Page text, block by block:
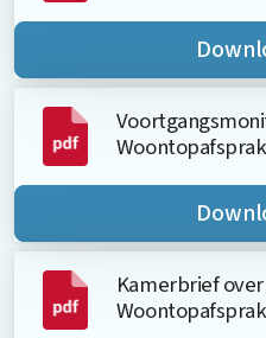
Kamerbrief